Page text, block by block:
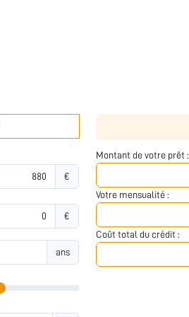
€
€
ans
Montant de votre prêt :
Votre mensualité :
Coût total du crédit :